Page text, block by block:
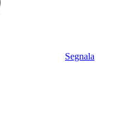
Segnala